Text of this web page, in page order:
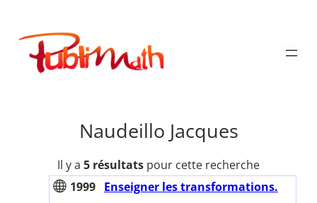
contenu
Publimath
Naudeillo Jacques
Il y a 5 résultats pour cette recherche
1999 Enseigner les transformations.